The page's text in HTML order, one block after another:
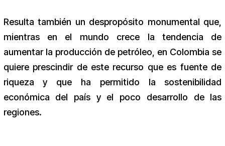
Resulta también un despropósito monumental que,
mientras en el mundo crece la tendencia de
aumentar la producción de petróleo, en Colombia se
quiere prescindir de este recurso que es fuente de
riqueza y que ha permitido la sostenibilidad
económica del país y el poco desarrollo de las
regiones.